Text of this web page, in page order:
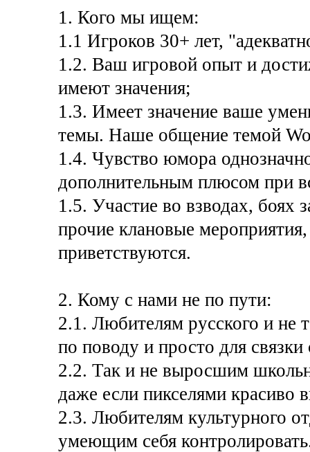
1. Кого мы ищем:
1.1 Игроков 30+ лет,
1.2. Ваш игровой опыт и
имеют значения;
1.3. Имеет значение ваше
темы. Наше общение темой
1.4. Чувство юмора
дополнительным плюсом при
1.5. Участие во взводах, боях
прочие клановые
приветствуются.
2. Кому с нами не по пути:
2.1. Любителям русского и не
по поводу и просто для связки
2.2. Так и не выросшим
даже если пикселями
2.3. Любителям культурного
умеющим себя